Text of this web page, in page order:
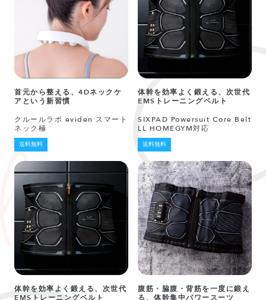
首元から整える、4Dネックケ
アという新習慣
クルールラボ eviden スマート
ネック極
送料無料
体幹を効率よく鍛える、次世代
EMSトレーニングベルト
SIXPAD Powersuit Core Belt
LL HOMEGYM対応
送料無料
体幹を効率よく鍛える、次世代
EMSトレーニングベルト
腹筋・脇腹・背筋を一度に鍛え
る、体幹集中パワースーツ